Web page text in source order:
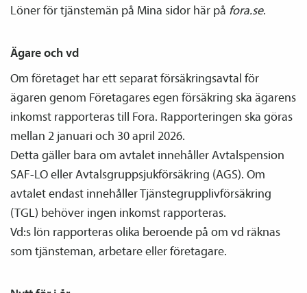
Löner för tjänste­män på Mina sidor här på fora.se.
Ägare och vd
Om företaget har ett separat försäkrings­avtal för
ägaren genom Företagares egen försäkring ska ägarens
inkomst rapporteras till Fora. Rapporteringen ska göras
mellan 2 januari och 30 april 2026.
Detta gäller bara om avtalet innehåller Avtals­pension
SAF-LO eller Avtalsgrupp­sjuk­försäkring (AGS). Om
avtalet endast innehåller Tjänstegruppliv­försäkring
(TGL) behöver ingen inkomst rapporteras.
Vd:s lön rapporteras olika beroende på om vd räknas
som tjänsteman, arbetare eller företagare.